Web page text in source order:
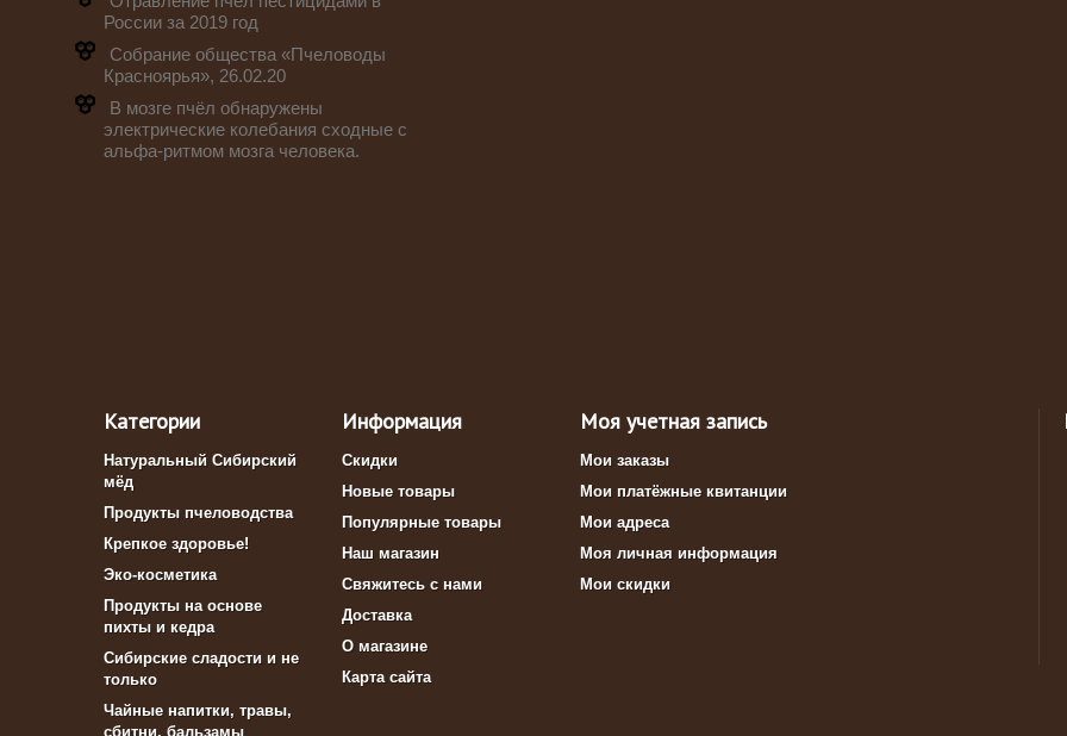
России за 2019 год
Собрание общества «Пчеловоды
Красноярья», 26.02.20
В мозге пчёл обнаружены
электрические колебания сходные с
альфа-ритмом мозга человека.
Категории
Натуральный Сибирский
мёд
Продукты пчеловодства
Крепкое здоровье!
Эко-косметика
Продукты на основе
пихты и кедра
Сибирские сладости и не
только
Чайные напитки, травы,
сбитни, бальзамы
Информация
Скидки
Новые товары
Популярные товары
Наш магазин
Свяжитесь с нами
Доставка
О магазине
Карта сайта
Моя учетная запись
Мои заказы
Мои платёжные квитанции
Мои адреса
Моя личная информация
Мои скидки